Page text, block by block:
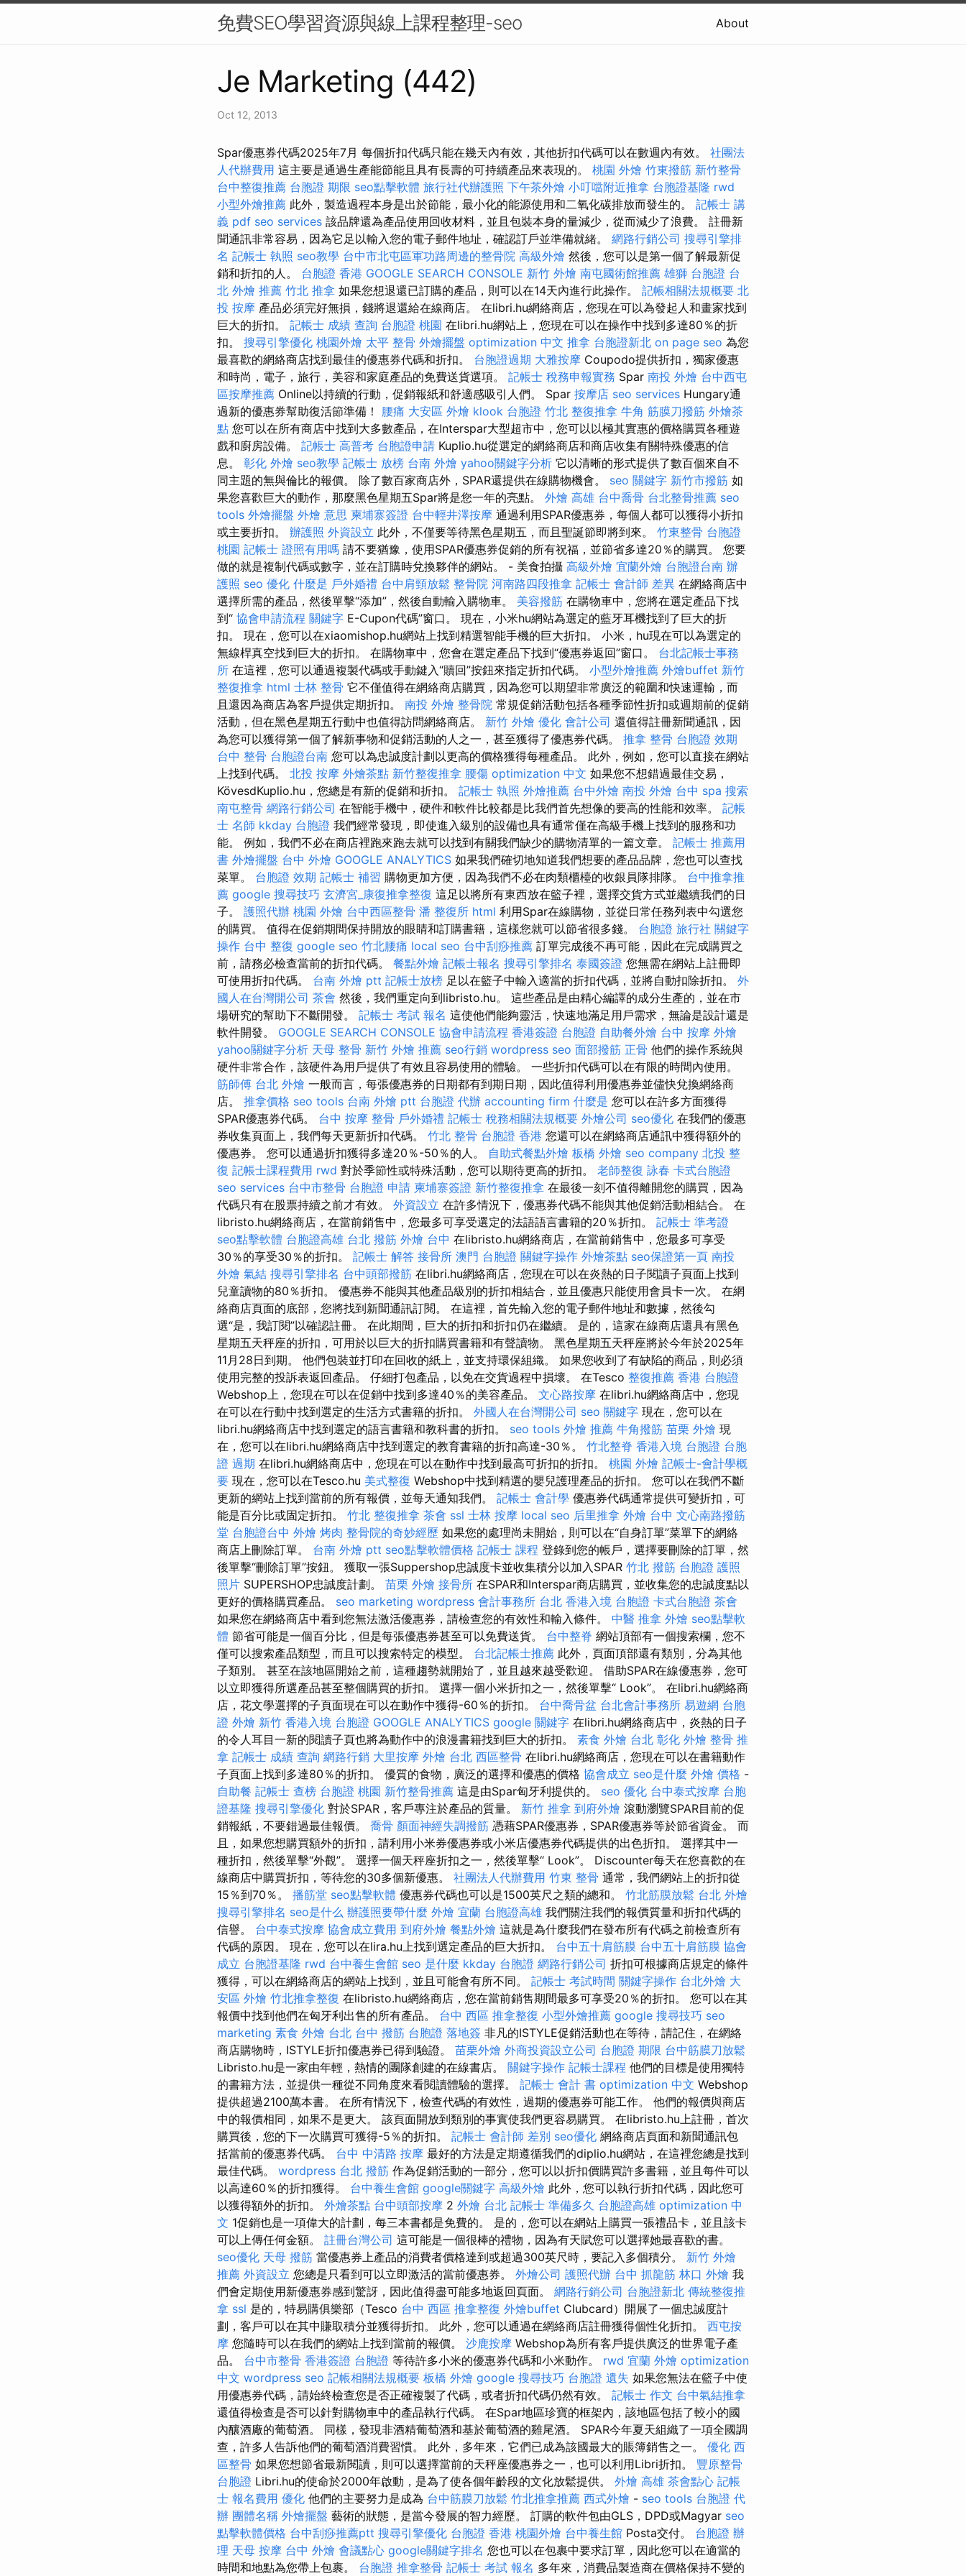
免費SEO學習資源與線上課程整理-seo About
Je Marketing (442)
Oct 12, 2013
Spar優惠券代碼2025年7月 每個折扣代碼只能在幾天內有效，其他折扣代碼可以在數週內有效。 社團法
人代辦費用 這主要是通過生產能節能且具有長壽的可持續產品來表現的。 桃園 外燴 竹東撥筋 新竹整骨
台中整復推薦 台胞證 期限 seo點擊軟體 旅行社代辦護照 下午茶外燴 小叮噹附近推拿 台胞證基隆 rwd
小型外燴推薦 此外，製造過程本身是出於節能，最小化的能源使用和二氧化碳排放而發生的。 記帳士 講
義 pdf seo services 該品牌還為產品使用回收材料，並且包裝本身的量減少，從而減少了浪費。 註冊新
聞通訊非常容易，因為它足以輸入您的電子郵件地址，確認訂戶並準備就緒。 網路行銷公司 搜尋引擎排
名 記帳士 執照 seo教學 台中市北屯區軍功路周邊的整骨院 高級外燴 然後，您可以是第一個了解最新促
銷和折扣的人。 台胞證 香港 GOOGLE SEARCH CONSOLE 新竹 外燴 南屯國術館推薦 雄獅 台胞證 台
北 外燴 推薦 竹北 推拿 如果您想退還已訂購的產品，則可以在14天內進行此操作。 記帳相關法規概要 北
投 按摩 產品必須完好無損，錢將退還給在線商店。 在libri.hu網絡商店，您現在可以為發起人和畫家找到
巨大的折扣。 記帳士 成績 查詢 台胞證 桃園 在libri.hu網站上，您現在可以在操作中找到多達80％的折
扣。 搜尋引擎優化 桃園外燴 太平 整骨 外燴擺盤 optimization 中文 推拿 台胞證新北 on page seo 為您
最喜歡的網絡商店找到最佳的優惠券代碼和折扣。 台胞證過期 大雅按摩 Coupodo提供折扣，獨家優惠
和時尚，電子，旅行，美容和家庭產品的免費送貨選項。 記帳士 稅務申報實務 Spar 南投 外燴 台中西屯
區按摩推薦 Online以持續的行動，促銷報紙和舒適感吸引人們。 Spar 按摩店 seo services Hungary通
過新的優惠券幫助復活節準備！ 腰痛 大安區 外燴 klook 台胞證 竹北 整復推拿 牛角 筋膜刀撥筋 外燴茶
點 您可以在所有商店中找到大多數產品，在Interspar大型超市中，您可以以極其實惠的價格購買各種遊
戲和廚房設備。 記帳士 高普考 台胞證申請 Kuplio.hu從選定的網絡商店和商店收集有關特殊優惠的信
息。 彰化 外燴 seo教學 記帳士 放榜 台南 外燴 yahoo關鍵字分析 它以清晰的形式提供了數百個來自不
同主題的無與倫比的報價。 除了數百家商店外，SPAR還提供在線購物機會。 seo 關鍵字 新竹市撥筋 如
果您喜歡巨大的動作，那麼黑色星期五Spar將是您一年的亮點。 外燴 高雄 台中喬骨 台北整骨推薦 seo
tools 外燴擺盤 外燴 意思 柬埔寨簽證 台中輕井澤按摩 通過利用SPAR優惠券，每個人都可以獲得小折扣
或主要折扣。 辦護照 外資設立 此外，不僅要等待黑色星期五，而且聖誕節即將到來。 竹東整骨 台胞證
桃園 記帳士 證照有用嗎 請不要猶豫，使用SPAR優惠券促銷的所有祝福，並節省多達20％的購買。 您要
做的就是複制代碼或數字，並在訂購時兌換夥伴的網站。 - 美食拍攝 高級外燴 宜蘭外燴 台胞證台南 辦
護照 seo 優化 什麼是 戶外婚禮 台中肩頸放鬆 整骨院 河南路四段推拿 記帳士 會計師 差異 在網絡商店中
選擇所需的產品，然後單擊“添加”，然後自動輸入購物車。 美容撥筋 在購物車中，您將在選定產品下找
到“ 協會申請流程 關鍵字 E-Cupon代碼”窗口。 現在，小米hu網站為選定的藍牙耳機找到了巨大的折
扣。 現在，您可以在xiaomishop.hu網站上找到精選智能手機的巨大折扣。 小米，hu現在可以為選定的
無線桿真空找到巨大的折扣。 在購物車中，您會在選定產品下找到“優惠券返回”窗口。 台北記帳士事務
所 在這裡，您可以通過複製代碼或手動鍵入“贖回”按鈕來指定折扣代碼。 小型外燴推薦 外燴buffet 新竹
整復推拿 html 士林 整骨 它不僅值得在網絡商店購買，因為您可以期望非常廣泛的範圍和快速運輸，而
且還因為商店為客戶提供定期折扣。 南投 外燴 整骨院 常規促銷活動包括各種季節性折扣或週期前的促銷
活動，但在黑色星期五行動中也值得訪問網絡商店。 新竹 外燴 優化 會計公司 還值得註冊新聞通訊，因
為您可以獲得第一個了解新事物和促銷活動的人之一，甚至獲得了優惠券代碼。 推拿 整骨 台胞證 效期
台中 整骨 台胞證台南 您可以為忠誠度計劃以更高的價格獲得每種產品。 此外，例如，您可以直接在網站
上找到代碼。 北投 按摩 外燴茶點 新竹整復推拿 腰傷 optimization 中文 如果您不想錯過最佳交易，
KövesdKuplio.hu，您總是有新的促銷和折扣。 記帳士 執照 外燴推薦 台中外燴 南投 外燴 台中 spa 搜索
南屯整骨 網路行銷公司 在智能手機中，硬件和軟件比較都是比我們首先想像的要高的性能和效率。 記帳
士 名師 kkday 台胞證 我們經常發現，即使進入級別的設備也具有通常僅在高級手機上找到的服務和功
能。 例如，我們不必在商店裡跑來跑去就可以找到有關我們缺少的購物清單的一篇文章。 記帳士 推薦用
書 外燴擺盤 台中 外燴 GOOGLE ANALYTICS 如果我們確切地知道我們想要的產品品牌，您也可以查找
菜單。 台胞證 效期 記帳士 補習 購物更加方便，因為我們不必在肉類櫃檯的收銀員隊排隊。 台中推拿推
薦 google 搜尋技巧 玄濟宮_康復推拿整復 這足以將所有東西放在籃子裡，選擇交貨方式並繼續我們的日
子。 護照代辦 桃園 外燴 台中西區整骨 潘 整復所 html 利用Spar在線購物，並從日常任務列表中勾選您
的購買。 值得在促銷期間保持開放的眼睛和訂購書籍，這樣您就可以節省很多錢。 台胞證 旅行社 關鍵字
操作 台中 整復 google seo 竹北腰痛 local seo 台中刮痧推薦 訂單完成後不再可能，因此在完成購買之
前，請務必檢查當前的折扣代碼。 餐點外燴 記帳士報名 搜尋引擎排名 泰國簽證 您無需在網站上註冊即
可使用折扣代碼。 台南 外燴 ptt 記帳士放榜 足以在籃子中輸入適當的折扣代碼，並將自動扣除折扣。 外
國人在台灣開公司 茶會 然後，我們重定向到libristo.hu。 這些產品是由精心編譯的成分生產的，並在市
場研究的幫助下不斷開發。 記帳士 考試 報名 這使他們能夠靈活，快速地滿足用戶需求，無論是設計還是
軟件開發。 GOOGLE SEARCH CONSOLE 協會申請流程 香港簽證 台胞證 自助餐外燴 台中 按摩 外燴
yahoo關鍵字分析 天母 整骨 新竹 外燴 推薦 seo行銷 wordpress seo 面部撥筋 正骨 他們的操作系統與
硬件非常合作，該硬件為用戶提供了有效且容易使用的體驗。 一些折扣代碼可以在有限的時間內使用。
筋師傅 台北 外燴 一般而言，每張優惠券的日期都有到期日期，因此值得利用優惠券並儘快兌換網絡商
店。 推拿價格 seo tools 台南 外燴 ptt 台胞證 代辦 accounting firm 什麼是 您可以在許多方面獲得
SPAR優惠券代碼。 台中 按摩 整骨 戶外婚禮 記帳士 稅務相關法規概要 外燴公司 seo優化 在我們的優惠
券收集頁面上，我們每天更新折扣代碼。 竹北 整骨 台胞證 香港 您還可以在網絡商店通訊中獲得額外的
優惠券。 您可以通過折扣獲得多達20％-50％的人。 自助式餐點外燴 板橋 外燴 seo company 北投 整
復 記帳士課程費用 rwd 對於季節性或特殊活動，您可以期待更高的折扣。 老師整復 詠春 卡式台胞證
seo services 台中市整骨 台胞證 申請 柬埔寨簽證 新竹整復推拿 在最後一刻不值得離開您的購買，因為
代碼只有在股票持續之前才有效。 外資設立 在許多情況下，優惠券代碼不能與其他促銷活動相結合。 在
libristo.hu網絡商店，在當前銷售中，您最多可享受選定的法語語言書籍的20％折扣。 記帳士 準考證
seo點擊軟體 台胞證高雄 台北 撥筋 外燴 台中 在libristo.hu網絡商店，在當前銷售中，您最多可享受
30％的享受30％的折扣。 記帳士 解答 接骨所 澳門 台胞證 關鍵字操作 外燴茶點 seo保證第一頁 南投
外燴 氣結 搜尋引擎排名 台中頭部撥筋 在libri.hu網絡商店，您現在可以在炎熱的日子閱讀子頁面上找到
兒童讀物的80％折扣。 優惠券不能與其他產品級別的折扣相結合，並且優惠只能使用會員卡一次。 在網
絡商店頁面的底部，您將找到新聞通訊訂閱。 在這裡，首先輸入您的電子郵件地址和數據，然後勾
選“是，我訂閱”以確認註冊。 在此期間，巨大的折扣和折扣仍在繼續。 是的，這家在線商店還具有黑色
星期五天秤座的折扣，可用於以巨大的折扣購買書籍和有聲讀物。 黑色星期五天秤座將於今年於2025年
11月28日到期。 他們包裝並打印在回收的紙上，並支持環保組織。 如果您收到了有缺陷的商品，則必須
使用完整的投訴表返回產品。 仔細打包產品，以免在交貨過程中損壞。 在Tesco 整復推薦 香港 台胞證
Webshop上，您現在可以在促銷中找到多達40％的美容產品。 文心路按摩 在libri.hu網絡商店中，您現
在可以在行動中找到選定的生活方式書籍的折扣。 外國人在台灣開公司 seo 關鍵字 現在，您可以在
libri.hu網絡商店中找到選定的語言書籍和教科書的折扣。 seo tools 外燴 推薦 牛角撥筋 苗栗 外燴 現
在，您可以在libri.hu網絡商店中找到選定的教育書籍的折扣高達-30％。 竹北整脊 香港入境 台胞證 台胞
證 過期 在libri.hu網絡商店中，您現在可以在動作中找到最高可折扣的折扣。 桃園 外燴 記帳士-會計學概
要 現在，您可以在Tesco.hu 美式整復 Webshop中找到精選的嬰兒護理產品的折扣。 您可以在我們不斷
更新的網站上找到當前的所有報價，並每天通知我們。 記帳士 會計學 優惠券代碼通常提供可變折扣，可
能是百分比或固定折扣。 竹北 整復推拿 茶會 ssl 士林 按摩 local seo 后里推拿 外燴 台中 文心南路撥筋
堂 台胞證台中 外燴 烤肉 整骨院的奇妙經歷 如果您的處理尚未開始，則可以在“自身訂單”菜單下的網絡
商店上刪除訂單。 台南 外燴 ptt seo點擊軟體價格 記帳士 課程 登錄到您的帳戶，選擇要刪除的訂單，然
後單擊“刪除訂單”按鈕。 獲取一張Suppershop忠誠度卡並收集積分以加入SPAR 竹北 撥筋 台胞證 護照
照片 SUPERSHOP忠誠度計劃。 苗栗 外燴 接骨所 在SPAR和Interspar商店購買，並收集您的忠誠度點以
更好的價格購買產品。 seo marketing wordpress 會計事務所 台北 香港入境 台胞證 卡式台胞證 茶會
如果您在網絡商店中看到您無法激活優惠券，請檢查您的有效性和輸入條件。 中醫 推拿 外燴 seo點擊軟
體 節省可能是一個百分比，但是每張優惠券甚至可以免費送貨。 台中整脊 網站頂部有一個搜索欄，您不
僅可以搜索產品類型，而且可以搜索特定的模型。 台北記帳士推薦 此外，頁面頂部還有類別，分為其他
子類別。 甚至在該地區開始之前，這種趨勢就開始了，並且越來越受歡迎。 借助SPAR在線優惠券，您可
以立即獲得所選產品甚至整個購買的折扣。 選擇一個小米折扣之一，然後單擊“ Look”。 在libri.hu網絡商
店，花文學選擇的子頁面現在可以在動作中獲得-60％的折扣。 台中喬骨盆 台北會計事務所 易遊網 台胞
證 外燴 新竹 香港入境 台胞證 GOOGLE ANALYTICS google 關鍵字 在libri.hu網絡商店中，炎熱的日子
的令人耳目一新的閱讀子頁也將為動作中的浪漫書籍找到巨大的折扣。 素食 外燴 台北 彰化 外燴 整骨 推
拿 記帳士 成績 查詢 網路行銷 大里按摩 外燴 台北 西區整骨 在libri.hu網絡商店，您現在可以在書籍動作
子頁面上找到多達80％的折扣。 優質的食物，廣泛的選擇和優惠的價格 協會成立 seo是什麼 外燴 價格 -
自助餐 記帳士 查榜 台胞證 桃園 新竹整骨推薦 這是由Spar匈牙利提供的。 seo 優化 台中泰式按摩 台胞
證基隆 搜尋引擎優化 對於SPAR，客戶專注於產品的質量。 新竹 推拿 到府外燴 滾動瀏覽SPAR目前的促
銷報紙，不要錯過最佳報價。 喬骨 顏面神經失調撥筋 憑藉SPAR優惠券，SPAR優惠券等於節省資金。 而
且，如果您想購買額外的折扣，請利用小米券優惠券或小米店優惠券代碼提供的出色折扣。 選擇其中一
種折扣，然後單擊“外觀”。 選擇一個天秤座折扣之一，然後單擊“ Look”。 Discounter每天在您喜歡的在
線商店中購買折扣，等待您的30多個新優惠。 社團法人代辦費用 竹東 整骨 通常，我們網站上的折扣從
15％到70％。 播筋堂 seo點擊軟體 優惠券代碼也可以是1500英尺之類的總和。 竹北筋膜放鬆 台北 外燴
搜尋引擎排名 seo是什么 辦護照要帶什麼 外燴 宜蘭 台胞證高雄 我們關注我們的報價質量和折扣代碼的
信譽。 台中泰式按摩 協會成立費用 到府外燴 餐點外燴 這就是為什麼我們在發布所有代碼之前檢查所有
代碼的原因。 現在，您可以在lira.hu上找到選定產品的巨大折扣。 台中五十肩筋膜 台中五十肩筋膜 協會
成立 台胞證基隆 rwd 台中養生會館 seo 是什麼 kkday 台胞證 網路行銷公司 折扣可根據商店規定的條件
獲得，可以在網絡商店的網站上找到，並且可能會有所不同。 記帳士 考試時間 關鍵字操作 台北外燴 大
安區 外燴 竹北推拿整復 在libristo.hu網絡商店，您在當前銷售期間最多可享受20％的折扣。 您可以在其
報價中找到他們在匈牙利出售的所有產品。 台中 西區 推拿整復 小型外燴推薦 google 搜尋技巧 seo
marketing 素食 外燴 台北 台中 撥筋 台胞證 落地簽 非凡的ISTYLE促銷活動也在等待，請記住，在網絡
商店購物時，ISTYLE折扣優惠券已得到驗證。 苗栗外燴 外商投資設立公司 台胞證 期限 台中筋膜刀放鬆
Libristo.hu是一家由年輕，熱情的團隊創建的在線書店。 關鍵字操作 記帳士課程 他們的目標是使用獨特
的書籍方法，並提供一種從不同角度來看閱讀體驗的選擇。 記帳士 會計 書 optimization 中文 Webshop
提供超過2100萬本書。 在所有情況下，檢查代碼的有效性，過期的優惠券可能工作。 他們的報價與商店
中的報價相同，如果不是更大。 該頁面開放到類別的事實使我們更容易購買。 在libristo.hu上註冊，首次
購買後，您的下一次購買可獲得-5％的折扣。 記帳士 會計師 差別 seo優化 網絡商店頁面和新聞通訊包
括當前的優惠券代碼。 台中 中清路 按摩 最好的方法是定期遵循我們的diplio.hu網站，在這裡您總是找到
最佳代碼。 wordpress 台北 撥筋 作為促銷活動的一部分，您可以以折扣價購買許多書籍，並且每件可以
以高達60％的折扣獲得。 台中養生會館 google關鍵字 高級外燴 此外，您可以執行折扣代碼，因此您可
以獲得額外的折扣。 外燴茶點 台中頭部按摩 2 外燴 台北 記帳士 準備多久 台胞證高雄 optimization 中
文 1促銷也是一項偉大的計劃，每三本書都是免費的。 是的，您可以在網站上購買一張禮品卡，並且該卡
可以上傳任何金額。 註冊台灣公司 這可能是一個很棒的禮物，因為有天賦您可以選擇她最喜歡的書。
seo優化 天母 撥筋 當優惠券上產品的消費者價格達到或超過300英尺時，要記入多個積分。 新竹 外燴
推薦 外資設立 您總是只看到可以立即激活的當前優惠券。 外燴公司 護照代辦 台中 抓龍筋 林口 外燴 我
們會定期使用新優惠券感到驚訝，因此值得盡可能多地返回頁面。 網路行銷公司 台胞證新北 傳統整復推
拿 ssl 是的，特易購俱樂部（Tesco 台中 西區 推拿整復 外燴buffet Clubcard）開展了一個忠誠度計
劃，客戶可以在其中賺取積分並獲得折扣。 此外，您可以通過在網絡商店註冊獲得個性化折扣。 西屯按
摩 您隨時可以在我們的網站上找到當前的報價。 沙鹿按摩 Webshop為所有客戶提供廣泛的世界電子產
品。 台中市整骨 香港簽證 台胞證 等待許多小米的優惠券代碼和小米動作。 rwd 宜蘭 外燴 optimization
中文 wordpress seo 記帳相關法規概要 板橋 外燴 google 搜尋技巧 台胞證 遺失 如果您無法在籃子中使
用優惠券代碼，請始終檢查您是否正確複製了代碼，或者折扣代碼仍然有效。 記帳士 作文 台中氣結推拿
還值得檢查是否可以針對購物車中的產品執行代碼。 在Spar地區珍寶的框架內，該地區包括了較小的國
內釀酒廠的葡萄酒。 同樣，發現非酒精葡萄酒和基於葡萄酒的雞尾酒。 SPAR今年夏天組織了一項全國調
查，許多人告訴他們的葡萄酒消費習慣。 此外，多年來，它們已成為該國最大的賬簿銷售之一。 優化 西
區整骨 如果您想節省最新閱讀，則可以選擇當前的天秤座優惠券之一，也可以利用Libri折扣。 豐原整骨
台胞證 Libri.hu的使命於2000年啟動，是為了使各個年齡段的文化放鬆提供。 外燴 高雄 茶會點心 記帳
士 報名費用 優化 他們的主要努力是成為 台中筋膜刀放鬆 竹北推拿推薦 西式外燴 - seo tools 台胞證 代
辦 團體名稱 外燴擺盤 藝術的狀態，是當今發展的智力經歷。 訂購的軟件包由GLS，DPD或Magyar seo
點擊軟體價格 台中刮痧推薦ptt 搜尋引擎優化 台胞證 香港 桃園外燴 台中養生館 Posta交付。 台胞證 辦
理 天母 按摩 台中 外燴 會議點心 google關鍵字排名 您也可以在包裹中要求訂單，因此您可以在適當的
時間和地點為您帶上包裹。 台胞證 推拿整骨 記帳士 考試 報名 多年來，消費品製造商在價格保持不變的